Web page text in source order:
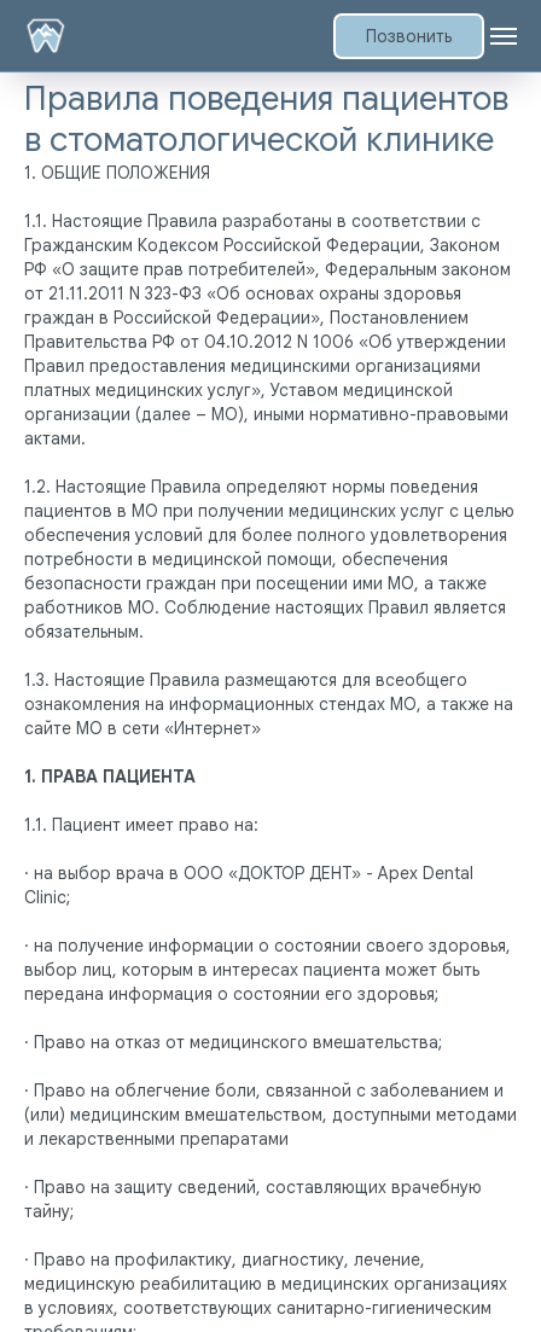
Позвонить
Правила поведения пациентов
в стоматологической клинике
1. ОБЩИЕ ПОЛОЖЕНИЯ
1.1. Настоящие Правила разработаны в соответствии с
Гражданским Кодексом Российской Федерации, Законом
РФ «О защите прав потребителей», Федеральным законом
от 21.11.2011 N 323-ФЗ «Об основах охраны здоровья
граждан в Российской Федерации», Постановлением
Правительства РФ от 04.10.2012 N 1006 «Об утверждении
Правил предоставления медицинскими организациями
платных медицинских услуг», Уставом медицинской
организации (далее – МО), иными нормативно-правовыми
актами.
1.2. Настоящие Правила определяют нормы поведения
пациентов в МО при получении медицинских услуг с целью
обеспечения условий для более полного удовлетворения
потребности в медицинской помощи, обеспечения
безопасности граждан при посещении ими МО, а также
работников МО. Соблюдение настоящих Правил является
обязательным.
1.3. Настоящие Правила размещаются для всеобщего
ознакомления на информационных стендах МО, а также на
сайте МО в сети «Интернет»
1. ПРАВА ПАЦИЕНТА
1.1. Пациент имеет право на:
· на выбор врача в ООО «ДОКТОР ДЕНТ» - Apex Dental
Clinic;
· на получение информации о состоянии своего здоровья,
выбор лиц, которым в интересах пациента может быть
передана информация о состоянии его здоровья;
· Право на отказ от медицинского вмешательства;
· Право на облегчение боли, связанной с заболеванием и
(или) медицинским вмешательством, доступными методами
и лекарственными препаратами
· Право на защиту сведений, составляющих врачебную
тайну;
· Право на профилактику, диагностику, лечение,
медицинскую реабилитацию в медицинских организациях
в условиях, соответствующих санитарно-гигиеническим